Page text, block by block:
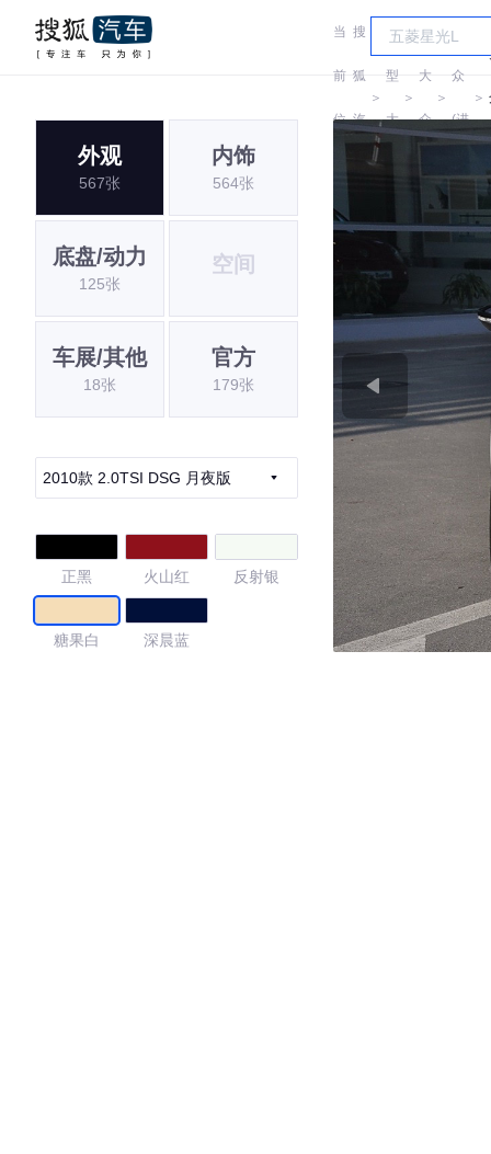
当
前
位
搜
狐
汽
＞
车
型
大
＞
大
众
＞
大
众
(进
＞
外观
567张
内饰
564张
底盘/动力
125张
空间
车展/其他
18张
官方
179张
2010款 2.0TSI DSG 月夜版
正黑 火山红 反射银
糖果白 深晨蓝